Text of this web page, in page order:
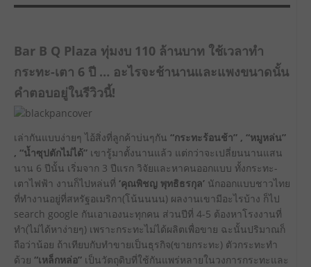
Bar B Q Plaza ทุ่มงบ 110 ล้านบาท ใช้เวลาทำ
กระทะ-เตา 6 ปี …​ อะไรจะช้านานและแพงขนาดนั้น
คำตอบอยู่ในรีวิวนี้!
เล่ากันแบบง่ายๆ ไอ้สิ่งที่ลูกค้าบ่นๆกัน “กระทะร้อนช้า” , “หมูหล่น”
, “น้ำซุปตักไม่ได้” เขารู้มาตั้งนานแล้ว แต่กว่าจะเปลี่ยนนานแสน
นาน 6 ปีนั้น เริ่มจาก 3 ปีแรก วิจัยและหาคนออกแบบ ทั้งกระทะ-
เตาไฟฟ้า งานก็ไปหล่นที่ ‘คุณพิชญ พุทธิธรกุล’ นักออกแบบชาวไทย
ที่ทำงานอยู่ที่สหรัฐอเมริกา(โน้นนนน) ผลงานเขามีอะไรบ้าง ก็ไป
search google กันเอาเองนะทุกคน ส่วนปีที่ 4-5 ต้องหาโรงงานที่
ทำ(ไม่ได้หาง่ายๆ) เพราะกระทะไม่ได้ผลิตเพื่อขาย ฉะนั้นปริมาณก็
ถือว่าน้อย ถ้าเทียบกับทำขายเป็นธุรกิจ(ขายกระทะ) ตัวกระทะทำ
ด้วย “เหล็กหล่อ” เป็นวัตถุดิบที่ใช้กันแพร่หลายในวงการกระทะและ